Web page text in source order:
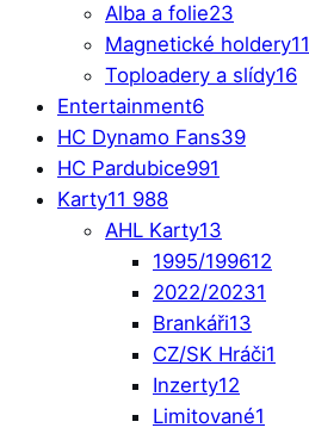
Alba a folie23
Magnetické holdery11
Toploadery a slídy16
Entertainment6
HC Dynamo Fans39
HC Pardubice991
Karty11 988
AHL Karty13
1995/199612
2022/20231
Brankáři13
CZ/SK Hráči1
Inzerty12
Limitované1